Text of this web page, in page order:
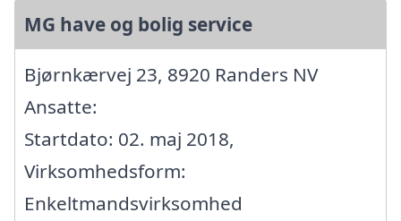
MG have og bolig service
Bjørnkærvej 23, 8920 Randers NV
Ansatte:
Startdato: 02. maj 2018,
Virksomhedsform:
Enkeltmandsvirksomhed